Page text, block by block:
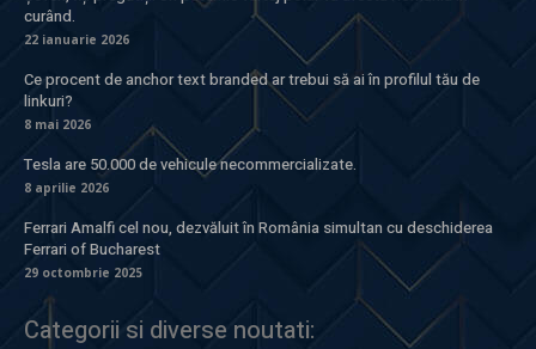
curând.
22 ianuarie 2026
Ce procent de anchor text branded ar trebui să ai în profilul tău de
linkuri?
8 mai 2026
Tesla are 50.000 de vehicule necommercializate.
8 aprilie 2026
Ferrari Amalfi cel nou, dezvăluit în România simultan cu deschiderea
Ferrari of Bucharest
29 octombrie 2025
Categorii si diverse noutati: